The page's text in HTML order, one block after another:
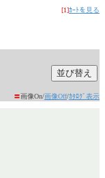
[1]ｶｰﾄを見る
〓画像On/画像Off/ｶﾀﾛｸﾞ表示